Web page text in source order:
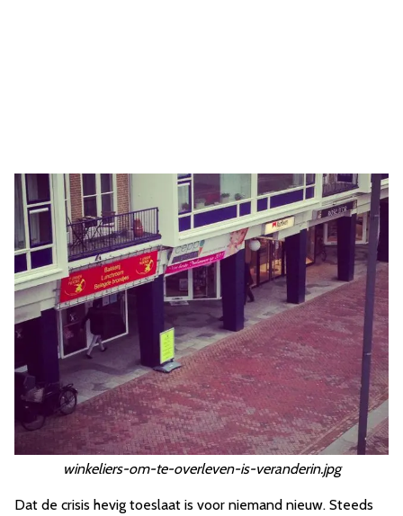
winkeliers-om-te-overleven-is-veranderin.jpg
Dat de crisis hevig toeslaat is voor niemand nieuw. Steeds